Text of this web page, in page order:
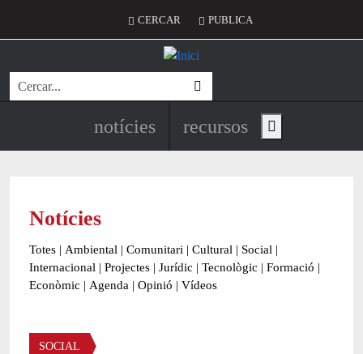
Menú del compte d'usuari
CERCAR PUBLICA
Cerca
Navegació principal de
notícies recursos Show main menu
Notícies
Totes | Ambiental | Comunitari | Cultural | Social |
Internacional | Projectes | Jurídic | Tecnològic | Formació |
Econòmic | Agenda | Opinió | Vídeos
Àmbit de la notícia
SOCIAL